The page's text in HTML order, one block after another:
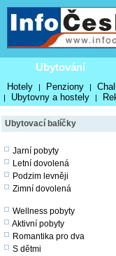
Ubytování
Hotely | Penziony |
| Ubytovny a hostely |
Ubytovací balíčky
Jarní pobyty
Letní dovolená
Podzim levněji
Zimní dovolená
Wellness pobyty
Aktivní pobyty
Romantika pro dva
S dětmi